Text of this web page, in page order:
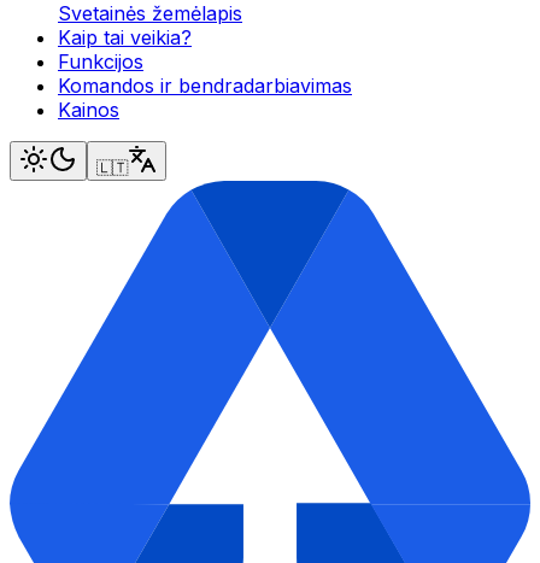
Svetainės žemėlapis
Kaip tai veikia?
Funkcijos
Komandos ir bendradarbiavimas
Kainos
🇱🇹